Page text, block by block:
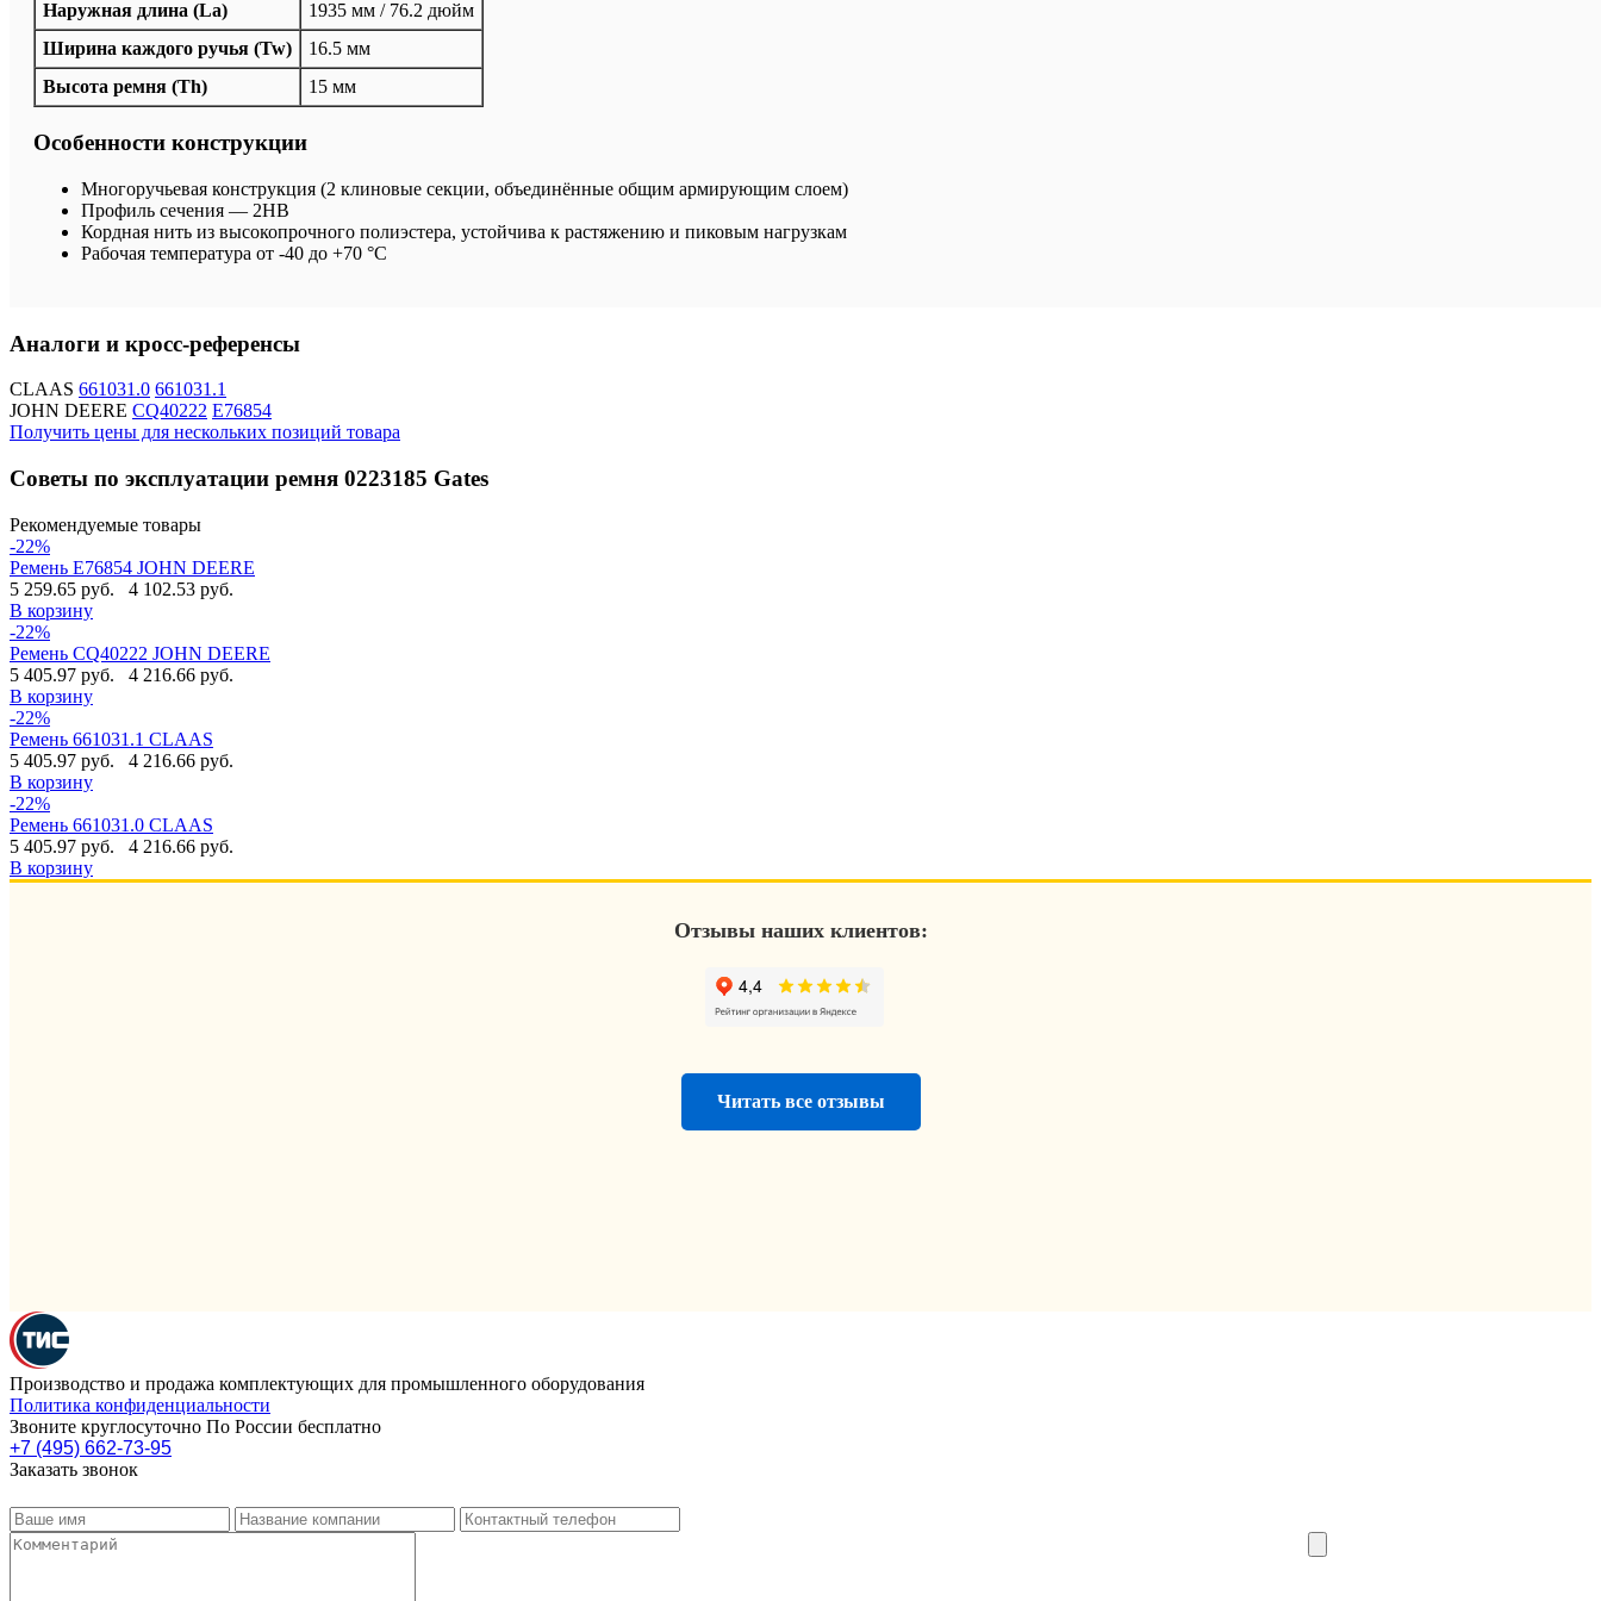
Наружная длина (La)
1935 мм / 76.2 дюйм
Ширина каждого ручья (Tw)
16.5 мм
Высота ремня (Th)
15 мм
Особенности конструкции
Многоручьевая конструкция (2 клиновые секции, объединённые общим армирующим слоем)
Профиль сечения — 2HB
Кордная нить из высокопрочного полиэстера, устойчива к растяжению и пиковым нагрузкам
Рабочая температура от -40 до +70 °C
Аналоги и кросс-референсы
CLAAS 661031.0 661031.1
JOHN DEERE CQ40222 E76854
Получить цены для нескольких позиций товара
Советы по эксплуатации ремня 0223185 Gates
Рекомендуемые товары
-22%
Ремень E76854 JOHN DEERE
5 259.65 руб.
4 102.53 руб.
В корзину
-22%
Ремень CQ40222 JOHN DEERE
5 405.97 руб.
4 216.66 руб.
В корзину
-22%
Ремень 661031.1 CLAAS
5 405.97 руб.
4 216.66 руб.
В корзину
-22%
Ремень 661031.0 CLAAS
5 405.97 руб.
4 216.66 руб.
В корзину
Отзывы наших клиентов:
Читать все отзывы
Производство и продажа комплектующих для промышленного оборудования
Политика конфиденциальности
Звоните круглосуточно По России бесплатно
+7 (495) 662-73-95
Заказать звонок